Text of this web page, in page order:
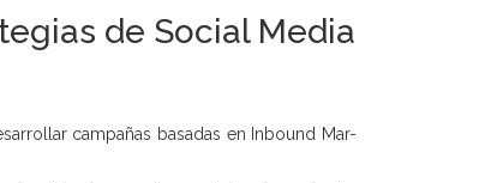
de Social Media
campañas basadas en Inbound Mar-